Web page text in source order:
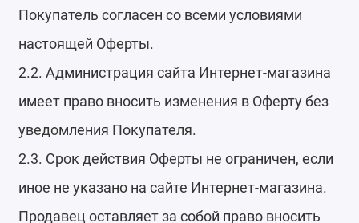
Покупатель согласен со всеми условиями
настоящей Оферты.
2.2. Администрация сайта Интернет-магазина
имеет право вносить изменения в Оферту без
уведомления Покупателя.
2.3. Срок действия Оферты не ограничен, если
иное не указано на сайте Интернет-магазина.
Продавец оставляет за собой право вносить